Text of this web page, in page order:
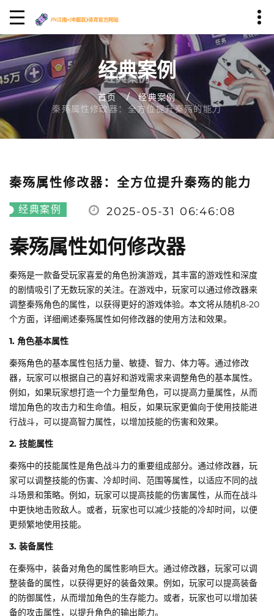
经典案例
首页
经典案例
秦殇属性修改器：全方位提升秦殇的能力
秦殇属性修改器：全方位提升秦殇的能力
经典案例 2025-05-31 06:46:08
秦殇属性如何修改器
秦殇是一款备受玩家喜爱的角色扮演游戏，其丰富的游戏性和深度
的剧情吸引了无数玩家的关注。在游戏中，玩家可以通过修改器来
调整秦殇角色的属性，以获得更好的游戏体验。本文将从随机8-20
个方面，详细阐述秦殇属性如何修改器的使用方法和效果。
1. 角色基本属性
秦殇角色的基本属性包括力量、敏捷、智力、体力等。通过修改
器，玩家可以根据自己的喜好和游戏需求来调整角色的基本属性。
例如，如果玩家想打造一个力量型角色，可以提高力量属性，从而
增加角色的攻击力和生命值。相反，如果玩家更偏向于使用技能进
行战斗，可以提高智力属性，以增加技能的伤害和效果。
2. 技能属性
秦殇中的技能属性是角色战斗力的重要组成部分。通过修改器，玩
家可以调整技能的伤害、冷却时间、范围等属性，以适应不同的战
斗场景和策略。例如，玩家可以提高技能的伤害属性，从而在战斗
中更快地击败敌人。或者，玩家也可以减少技能的冷却时间，以便
更频繁地使用技能。
3. 装备属性
在秦殇中，装备对角色的属性影响巨大。通过修改器，玩家可以调
整装备的属性，以获得更好的装备效果。例如，玩家可以提高装备
的防御属性，从而增加角色的生存能力。或者，玩家也可以增加装
备的攻击属性，以提升角色的输出能力。